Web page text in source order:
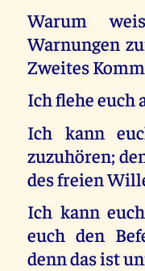
Warum
Warnungen
Zweites
Ich flehe euch
Ich kann
zuzuhören;
des freien
Ich kann
euch den
denn das ist